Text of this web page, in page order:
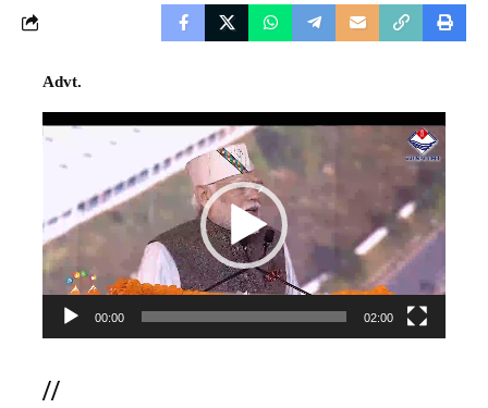
Advt.
Video
00:00 02:00
//